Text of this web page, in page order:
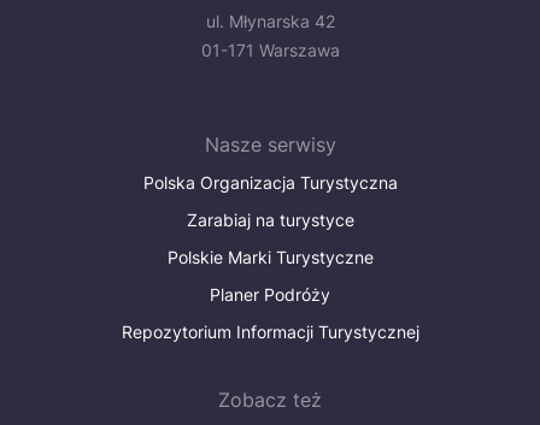
ul. Młynarska 42
01-171 Warszawa
Nasze serwisy
Polska Organizacja Turystyczna
Zarabiaj na turystyce
Polskie Marki Turystyczne
Planer Podróży
Repozytorium Informacji Turystycznej
Zobacz też